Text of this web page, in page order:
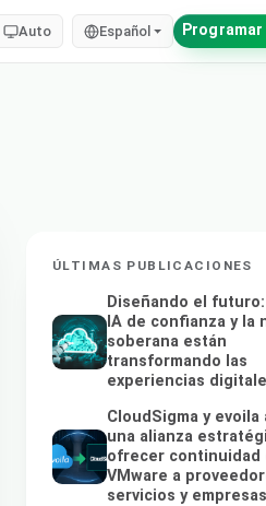
Auto Español
ÚLTIMAS PUBLICACIONES
Diseñando el
IA de confianza y la
soberana están
transformando las
experiencias
CloudSigma y evoila
una alianza
ofrecer continuidad
VMware a
servicios y empresas